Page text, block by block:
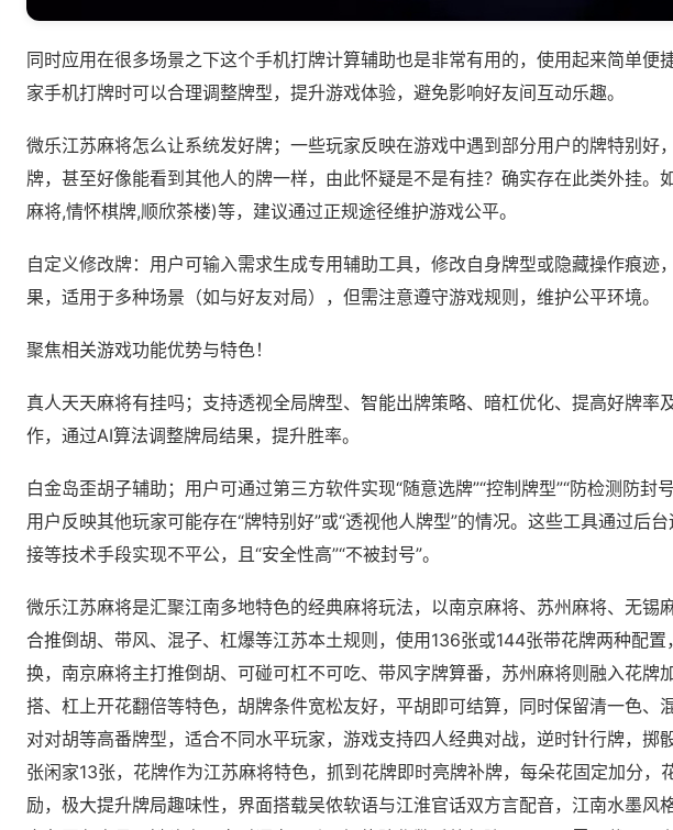
同时应用在很多场景之下这个手机打牌计算辅助也是非常有用的，使用起来简单便
家手机打牌时可以合理调整牌型，提升游戏体验，避免影响好友间互动乐趣。
微乐江苏麻将怎么让系统发好牌；一些玩家反映在游戏中遇到部分用户的牌特别好
牌，甚至好像能看到其他人的牌一样，由此怀疑是不是有挂？确实存在此类外挂。
麻将,情怀棋牌,顺欣茶楼)等，建议通过正规途径维护游戏公平。
自定义修改牌：用户可输入需求生成专用辅助工具，修改自身牌型或隐藏操作痕迹
果，适用于多种场景（如与好友对局），但需注意遵守游戏规则，维护公平环境。
聚焦相关游戏功能优势与特色！
真人天天麻将有挂吗；支持透视全局牌型、智能出牌策略、暗杠优化、提高好牌率
作，通过AI算法调整牌局结果，提升胜率。
白金岛歪胡子辅助；用户可通过第三方软件实现“随意选牌”“控制牌型”“防检测防封
用户反映其他玩家可能存在“牌特别好”或“透视他人牌型”的情况。这些工具通过后
接等技术手段实现不平公，且“安全性高”“不被封号”。
微乐江苏麻将是汇聚江南多地特色的经典麻将玩法，以南京麻将、苏州麻将、无锡
合推倒胡、带风、混子、杠爆等江苏本土规则，使用136张或144张带花牌两种配置
换，南京麻将主打推倒胡、可碰可杠不可吃、带风字牌算番，苏州麻将则融入花牌
搭、杠上开花翻倍等特色，胡牌条件宽松友好，平胡即可结算，同时保留清一色、
对对胡等高番牌型，适合不同水平玩家，游戏支持四人经典对战，逆时针行牌，掷
张闲家13张，花牌作为江苏麻将特色，抓到花牌即时亮牌补牌，每朵花固定加分，
励，极大提升牌局趣味性，界面搭载吴侬软语与江淮官话双方言配音，江南水墨风